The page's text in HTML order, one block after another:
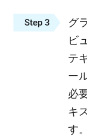
Step 3
グ
ビ
テ
ー
必
キ
す。